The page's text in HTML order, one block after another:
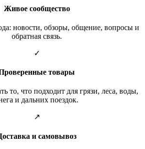
Живое сообщество
новости, обзоры, общение, вопросы и
обратная связь.
✓
товары
то, что подходит для грязи, леса, воды,
и дальних поездок.
↗
и самовывоз